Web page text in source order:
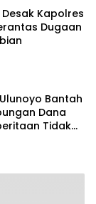
Kapolres
Dugaan
Bantah
Dana
Tidak